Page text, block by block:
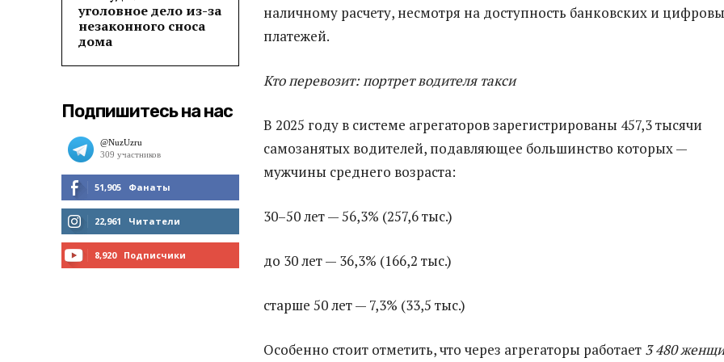
уголовное дело из-за
незаконного сноса
дома
Подпишитесь на нас
51,905 Фанаты
МНЕ НРАВИТСЯ
22,961 Читатели
8,920 Подписчики
наличному расчету, несмотря на доступность банковских и
платежей.
Кто перевозит: портрет водителя такси
В 2025 году в системе агрегаторов зарегистрированы 457,3 тысячи
самозанятых водителей, подавляющее большинство которых —
мужчины среднего возраста:
30–50 лет — 56,3% (257,6 тыс.)
до 30 лет — 36,3% (166,2 тыс.)
старше 50 лет — 7,3% (33,5 тыс.)
Особенно стоит отметить, что через агрегаторы работает 3 480